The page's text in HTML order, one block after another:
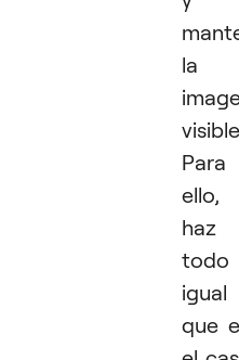
la
Para
ello,
haz
todo
igual
que